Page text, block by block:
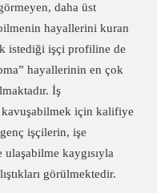
daha üst
hayallerini kuran
istediği işçi profiline de
hayallerinin en çok
İş
için kalifiye
işçilerin, işe
kaygısıyla
görülmektedir.